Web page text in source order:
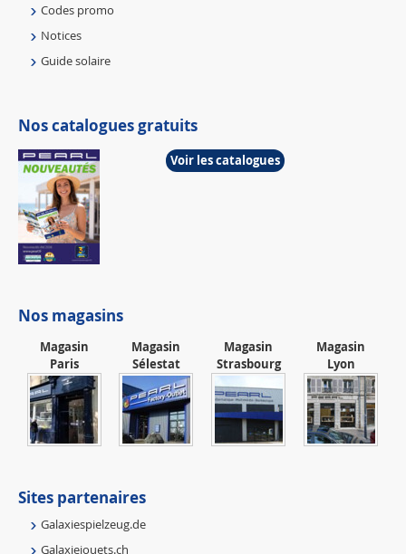
Codes promo
Notices
Guide solaire
Nos catalogues gratuits
Voir les catalogues
Nos magasins
Magasin
Paris
Magasin
Sélestat
Magasin
Strasbourg
Magasin
Lyon
Sites partenaires
Galaxiespielzeug.de
Galaxiejouets.ch